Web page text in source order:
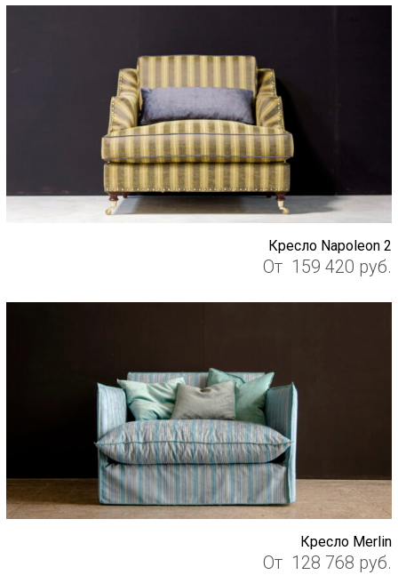
Кресло Napoleon 2
От 159 420 руб.
Кресло Merlin
От 128 768 руб.